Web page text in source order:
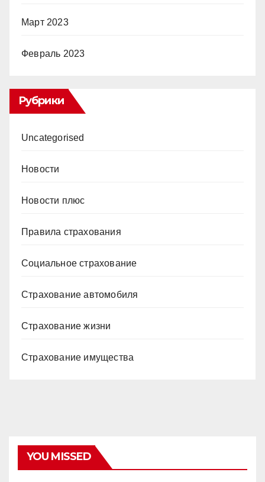
Март 2023
Февраль 2023
Рубрики
Uncategorised
Новости
Новости плюс
Правила страхования
Социальное страхование
Страхование автомобиля
Страхование жизни
Страхование имущества
YOU MISSED